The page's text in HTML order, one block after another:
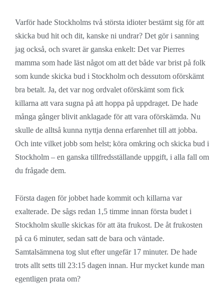
Varför hade Stockholms två största idioter bestämt sig för att
skicka bud hit och dit, kanske ni undrar? Det gör i sanning
jag också, och svaret är ganska enkelt: Det var Pierres
mamma som hade läst något om att det både var brist på folk
som kunde skicka bud i Stockholm och dessutom oförskämt
bra betalt. Ja, det var nog ordvalet oförskämt som fick
killarna att vara sugna på att hoppa på uppdraget. De hade
många gånger blivit anklagade för att vara oförskämda. Nu
skulle de alltså kunna nyttja denna erfarenhet till att jobba.
Och inte vilket jobb som helst; köra omkring och skicka bud i
Stockholm – en ganska tillfredsställande uppgift, i alla fall om
du frågade dem.
Första dagen för jobbet hade kommit och killarna var
exalterade. De sågs redan 1,5 timme innan första budet i
Stockholm skulle skickas för att äta frukost. De åt frukosten
på ca 6 minuter, sedan satt de bara och väntade.
Samtalsämnena tog slut efter ungefär 17 minuter. De hade
trots allt setts till 23:15 dagen innan. Hur mycket kunde man
egentligen prata om?